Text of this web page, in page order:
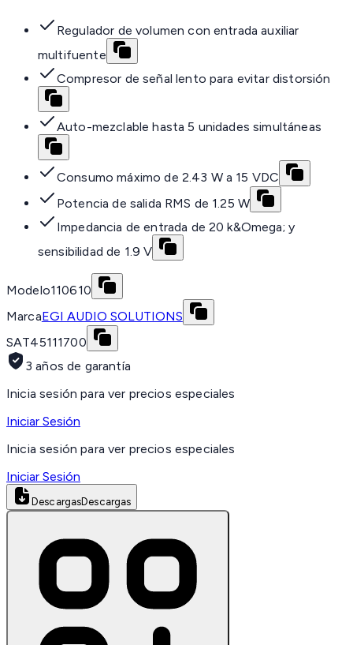
Regulador de volumen con entrada auxiliar
multifuente
Compresor de señal lento para evitar distorsión
Auto-mezclable hasta 5 unidades simultáneas
Consumo máximo de 2.43 W a 15 VDC
Potencia de salida RMS de 1.25 W
Impedancia de entrada de 20 k&Omega; y
sensibilidad de 1.9 V
Modelo110610
MarcaEGI AUDIO SOLUTIONS
SAT45111700
3 años de garantía
Inicia sesión para ver precios especiales
Iniciar Sesión
Inicia sesión para ver precios especiales
Iniciar Sesión
DescargasDescargas